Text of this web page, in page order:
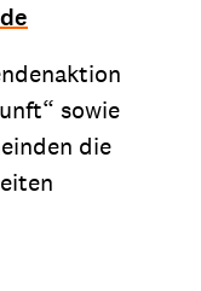
sowie
die